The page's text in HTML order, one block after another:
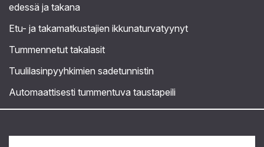
edessä ja takana
Etu- ja takamatkustajien ikkunaturvatyynyt
Tummennetut takalasit
Tuulilasinpyyhkimien sadetunnistin
Automaattisesti tummentuva taustapeili